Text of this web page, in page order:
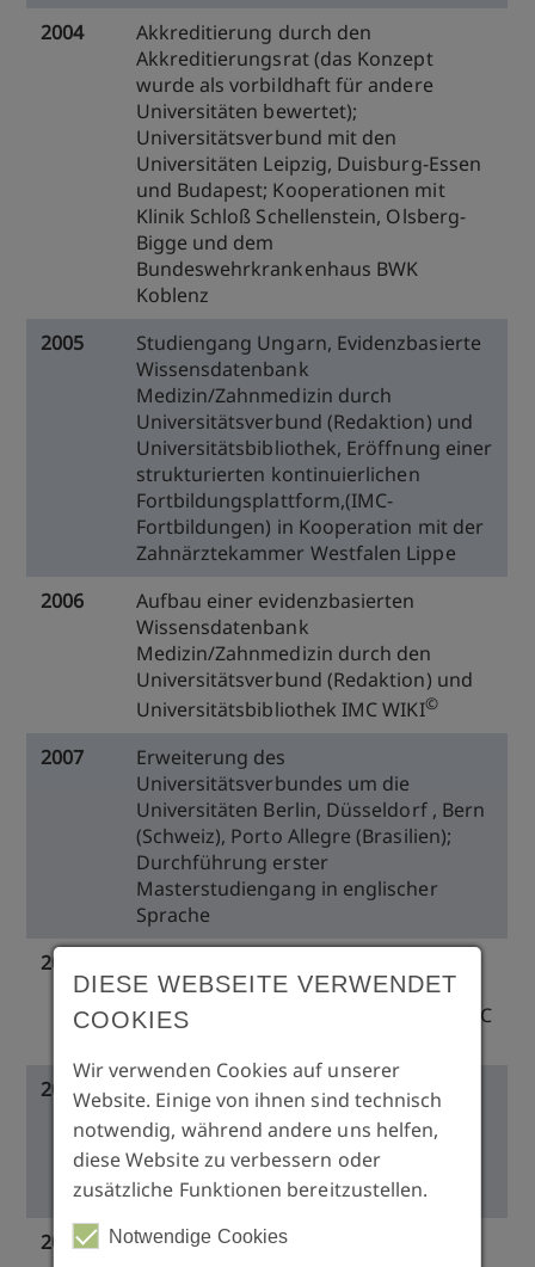
2004
Akkreditierung durch den
Akkreditierungsrat (das Konzept
wurde als vorbildhaft für andere
Universitäten bewertet);
Universitätsverbund mit den
Universitäten Leipzig, Duisburg-Essen
und Budapest; Kooperationen mit
Klinik Schloß Schellenstein, Olsberg-
Bigge und dem
Bundeswehrkrankenhaus BWK
Koblenz
2005
Studiengang Ungarn, Evidenzbasierte
Wissensdatenbank
Medizin/Zahnmedizin durch
Universitätsverbund (Redaktion) und
Universitätsbibliothek, Eröffnung einer
strukturierten kontinuierlichen
Fortbildungsplattform,(IMC-
Fortbildungen) in Kooperation mit der
Zahnärztekammer Westfalen Lippe
2006
Aufbau einer evidenzbasierten
Wissensdatenbank
Medizin/Zahnmedizin durch den
Universitätsverbund (Redaktion) und
Universitätsbibliothek IMC WIKI©
2007
Erweiterung des
Universitätsverbundes um die
Universitäten Berlin, Düsseldorf , Bern
(Schweiz), Porto Allegre (Brasilien);
Durchführung erster
Masterstudiengang in englischer
Sprache
2008
Szeged/Ungarn, Städtisches Klinikum
Karlsruhe; sukzessiver Ausbau des IMC
2009
Kooperationen mit DGZI (Deutsche
Gesellschaft für zahnärztliche
Implantologie) und GBOI (German
Board of Oral Implantology) in
Jordanien
2010
Kooperation mit Libyen (Facharzt und
DIESE WEBSEITE VERWENDET
COOKIES
Wir verwenden Cookies auf unserer
Website. Einige von ihnen sind technisch
notwendig, während andere uns helfen,
diese Website zu verbessern oder
zusätzliche Funktionen bereitzustellen.
Notwendige Cookies